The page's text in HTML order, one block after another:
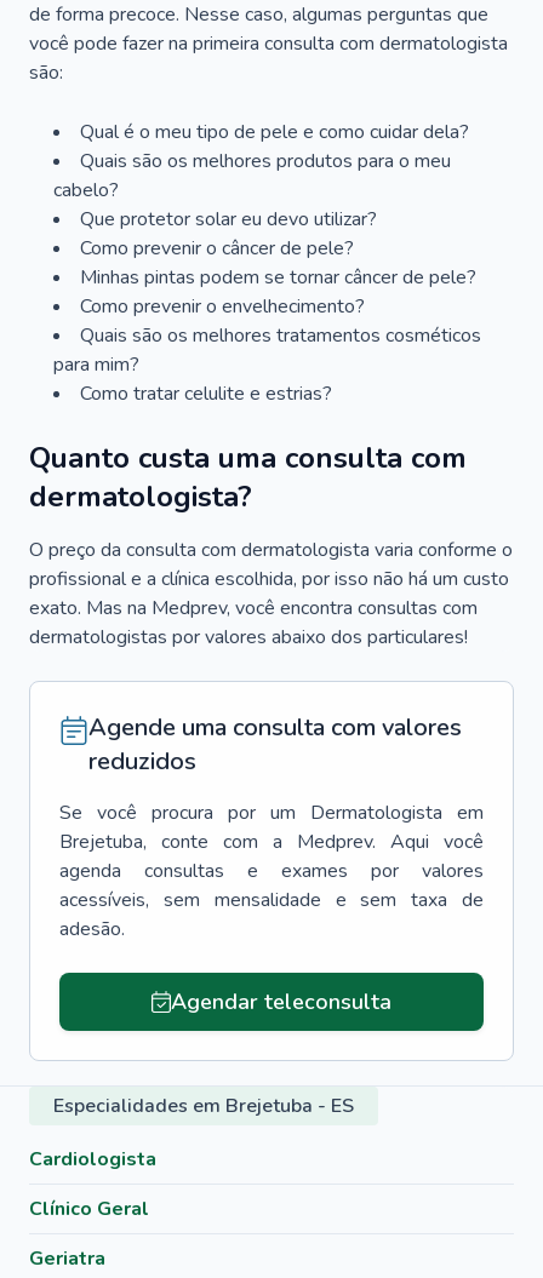
de forma precoce. Nesse caso, algumas perguntas que
você pode fazer na primeira consulta com dermatologista
são:
Qual é o meu tipo de pele e como cuidar dela?
Quais são os melhores produtos para o meu
cabelo?
Que protetor solar eu devo utilizar?
Como prevenir o câncer de pele?
Minhas pintas podem se tornar câncer de pele?
Como prevenir o envelhecimento?
Quais são os melhores tratamentos cosméticos
para mim?
Como tratar celulite e estrias?
Quanto custa uma consulta com
dermatologista?
O preço da consulta com dermatologista varia conforme o
profissional e a clínica escolhida, por isso não há um custo
exato. Mas na Medprev, você encontra consultas com
dermatologistas por valores abaixo dos particulares!
Agende uma consulta com valores
reduzidos
Se você procura por um Dermatologista em
Brejetuba, conte com a Medprev. Aqui você
agenda consultas e exames por valores
acessíveis, sem mensalidade e sem taxa de
adesão.
Agendar teleconsulta
Especialidades em Brejetuba - ES
Cardiologista
Clínico Geral
Geriatra